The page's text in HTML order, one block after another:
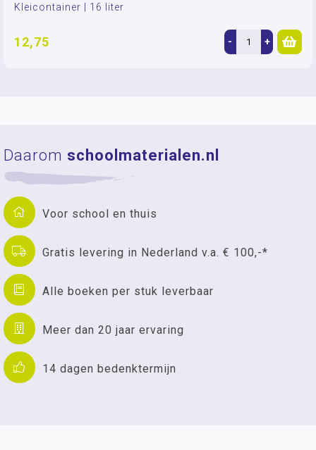
Kleicontainer | 16 liter
12,75 - +
Daarom schoolmaterialen.nl
Voor school en thuis
Gratis levering in Nederland v.a. € 100,-*
Alle boeken per stuk leverbaar
Meer dan 20 jaar ervaring
14 dagen bedenktermijn